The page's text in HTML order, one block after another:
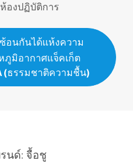
องปฏิบัติการ
อนกันได้แห้งความ
มิอากาศแจ็คเก็ต
(ธรรมชาติความชื้น)
นด์: จื้อชู